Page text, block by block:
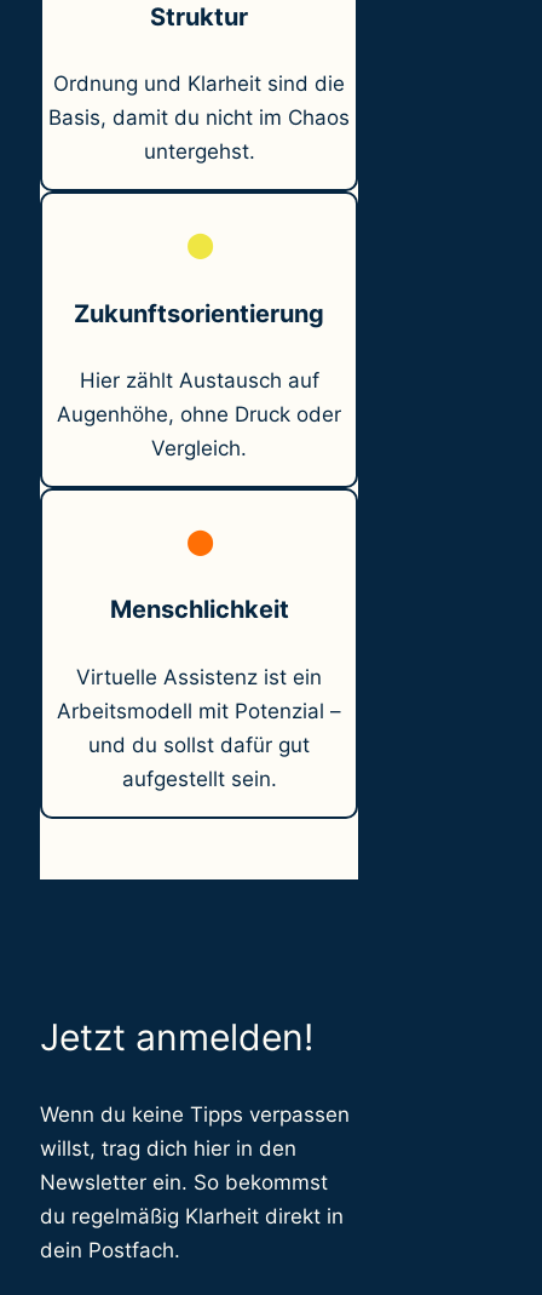
Struktur
Ordnung und Klarheit sind die
Basis, damit du nicht im Chaos
untergehst.
⬤
Zukunftsorientierung
Hier zählt Austausch auf
Augenhöhe, ohne Druck oder
Vergleich.
⬤
Menschlichkeit
Virtuelle Assistenz ist ein
Arbeitsmodell mit Potenzial –
und du sollst dafür gut
aufgestellt sein.
Jetzt anmelden!
Wenn du keine Tipps verpassen
willst, trag dich hier in den
Newsletter ein. So bekommst
du regelmäßig Klarheit direkt in
dein Postfach.